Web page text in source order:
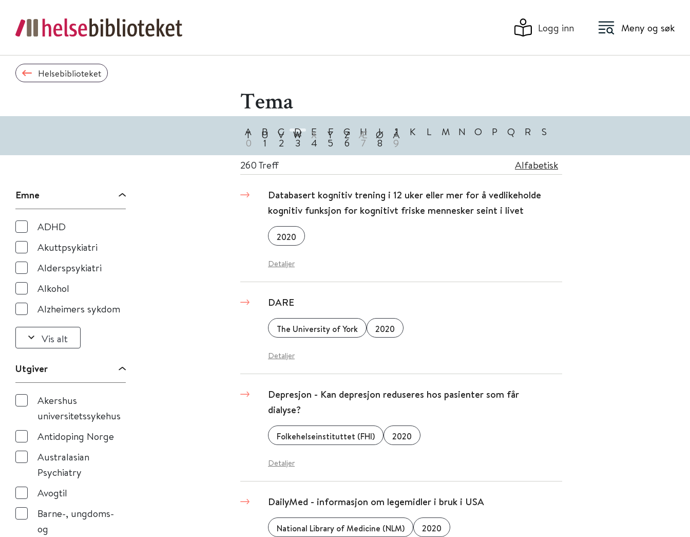
Logg inn Meny og søk
Helsebiblioteket
Tema
A B C D E F G H I J K L M N O P Q R S
T U V W X Y Z Æ Ø Å
0 1 2 3 4 5 6 7 8 9
Emne
ADHD
Akuttpsykiatri
Alderspsykiatri
Alkohol
Alzheimers sykdom
Vis alt
Utgiver
Akershus
universitetssykehus
Antidoping Norge
Australasian
Psychiatry
Avogtil
Barne-, ungdoms-
og
260 Treff Alfabetisk
Databasert kognitiv trening i 12 uker eller mer for å vedlikeholde
kognitiv funksjon for kognitivt friske mennesker seint i livet
2020
Detaljer
DARE
The University of York 2020
Detaljer
Depresjon - Kan depresjon reduseres hos pasienter som får
dialyse?
Folkehelseinstituttet (FHI) 2020
Detaljer
DailyMed - informasjon om legemidler i bruk i USA
National Library of Medicine (NLM) 2020